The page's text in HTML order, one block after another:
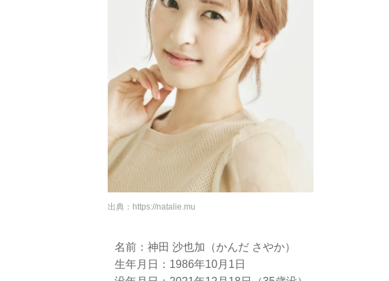
出典： https://natalie.mu
名前：神田 沙也加（かんだ さやか）
生年月日：1986年10月1日